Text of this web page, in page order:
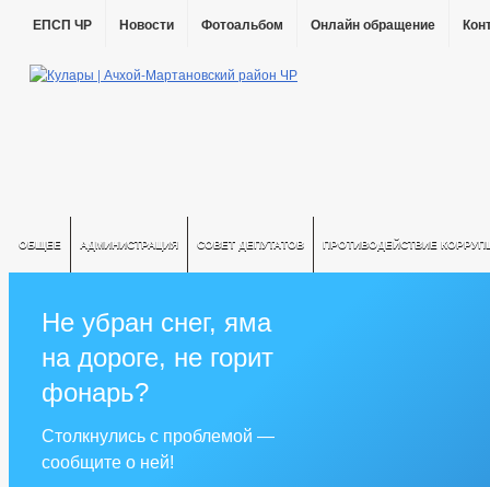
ЕПСП ЧР Новости Фотоальбом Онлайн обращение
ОБЩЕЕ АДМИНИСТРАЦИЯ СОВЕТ ДЕПУТАТОВ ПРОТИВОДЕЙСТВИЕ
Не убран снег, яма
на дороге, не горит
фонарь?
Столкнулись с проблемой —
сообщите о ней!